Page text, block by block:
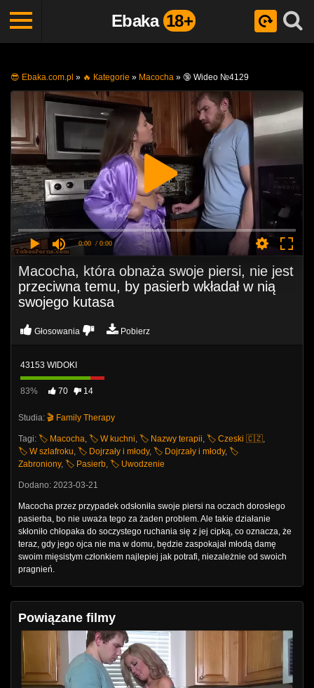
Ebaka 18+
😎 Ebaka.com.pl » 🔥 Кategorie » Macocha » 🔞 Wideo №4129
0:00 / 0:00
Macocha, która obnaża swoje piersi, nie jest
przeciwna temu, by pasierb wkładał w nią
swojego kutasa
Głosowania Pobierz
43153 WIDOKI
83% 70 14
Studia: 🎬 Family Therapy
Tagi: 🏷️ Macocha, 🏷️ W kuchni, 🏷️ Nazwy terapii, 🏷️ Czeski 🇨🇿,
🏷️ W szlafroku, 🏷️ Dojrzały i młody, 🏷️ Dojrzały i młody, 🏷️
Zabroniony, 🏷️ Pasierb, 🏷️ Uwodzenie
Dodano: 2023-03-21
Macocha przez przypadek odsłoniła swoje piersi na oczach dorosłego
pasierba, bo nie uważa tego za żaden problem. Ale takie działanie
skłoniło chłopaka do soczystego ruchania się z jej cipką, co oznacza, że ​​
teraz, gdy jego ojca nie ma w domu, będzie zaspokajał młodą damę
swoim mięsistym członkiem najlepiej jak potrafi, niezależnie od swoich
pragnień.
Powiązane filmy